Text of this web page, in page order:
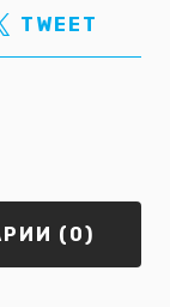
TWEET
(0)